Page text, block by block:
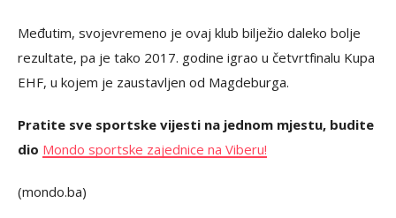
Međutim, svojevremeno je ovaj klub bilježio daleko bolje
rezultate, pa je tako 2017. godine igrao u četvrtfinalu Kupa
EHF, u kojem je zaustavljen od Magdeburga.
Pratite sve sportske vijesti na jednom mjestu, budite
dio Mondo sportske zajednice na Viberu!
(mondo.ba)